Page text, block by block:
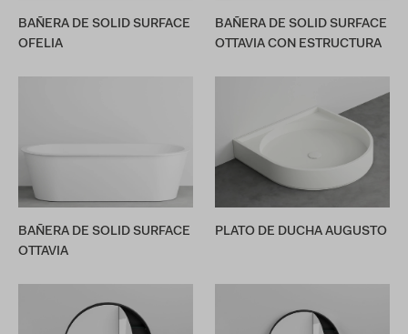
BAÑERA DE SOLID SURFACE
OFELIA
BAÑERA DE SOLID SURFACE
OTTAVIA CON ESTRUCTURA
BAÑERA DE SOLID SURFACE
OTTAVIA
PLATO DE DUCHA AUGUSTO